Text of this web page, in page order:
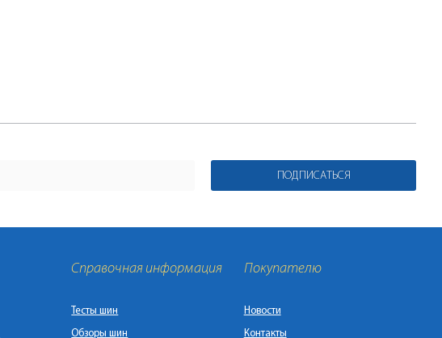
ПОДПИСАТЬСЯ
Справочная информация
Тесты шин
Обзоры шин
Покупателю
Новости
Контакты